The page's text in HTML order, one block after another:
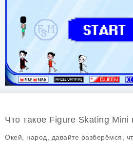
Что такое Figure Skating Mini
Окей, народ, давайте разберёмся,